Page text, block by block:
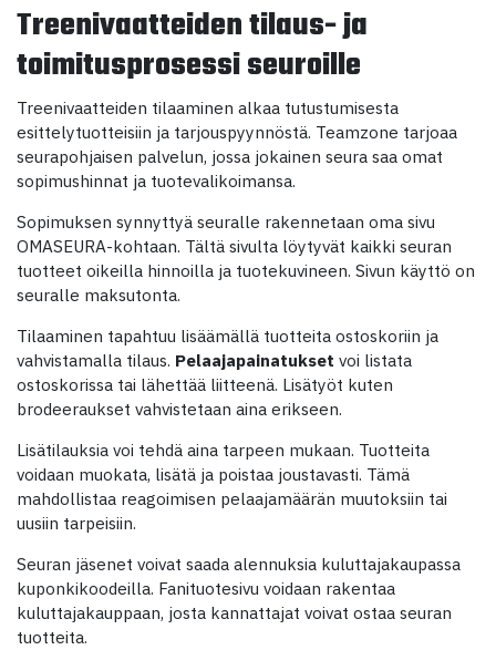
Treenivaatteiden tilaus- ja
toimitusprosessi seuroille
Treenivaatteiden tilaaminen alkaa tutustumisesta
esittelytuotteisiin ja tarjouspyynnöstä. Teamzone tarjoaa
seurapohjaisen palvelun, jossa jokainen seura saa omat
sopimushinnat ja tuotevalikoimansa.
Sopimuksen synnyttyä seuralle rakennetaan oma sivu
OMASEURA-kohtaan. Tältä sivulta löytyvät kaikki seuran
tuotteet oikeilla hinnoilla ja tuotekuvineen. Sivun käyttö on
seuralle maksutonta.
Tilaaminen tapahtuu lisäämällä tuotteita ostoskoriin ja
vahvistamalla tilaus. Pelaajapainatukset voi listata
ostoskorissa tai lähettää liitteenä. Lisätyöt kuten
brodeeraukset vahvistetaan aina erikseen.
Lisätilauksia voi tehdä aina tarpeen mukaan. Tuotteita
voidaan muokata, lisätä ja poistaa joustavasti. Tämä
mahdollistaa reagoimisen pelaajamäärän muutoksiin tai
uusiin tarpeisiin.
Seuran jäsenet voivat saada alennuksia kuluttajakaupassa
kuponkikoodeilla. Fanituotesivu voidaan rakentaa
kuluttajakauppaan, josta kannattajat voivat ostaa seuran
tuotteita.